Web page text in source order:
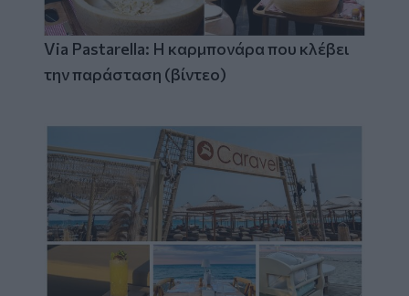
Via Pastarella: Η καρμπονάρα που κλέβει
την παράσταση (βίντεο)